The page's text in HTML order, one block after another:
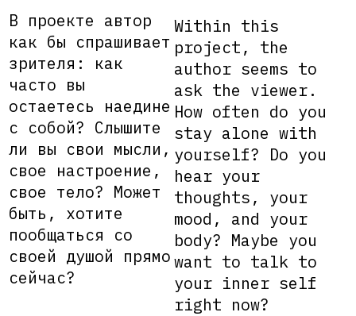
В проекте автор
как бы спрашивает
зрителя: как
часто вы
остаетесь наедине
с собой? Слышите
ли вы свои мысли,
свое настроение,
свое тело? Может
быть, хотите
пообщаться со
своей душой прямо
сейчас?
Within this
project, the
author seems to
ask the viewer.
How often do you
stay alone with
yourself? Do you
hear your
thoughts, your
mood, and your
body? Maybe you
want to talk to
your inner self
right now?